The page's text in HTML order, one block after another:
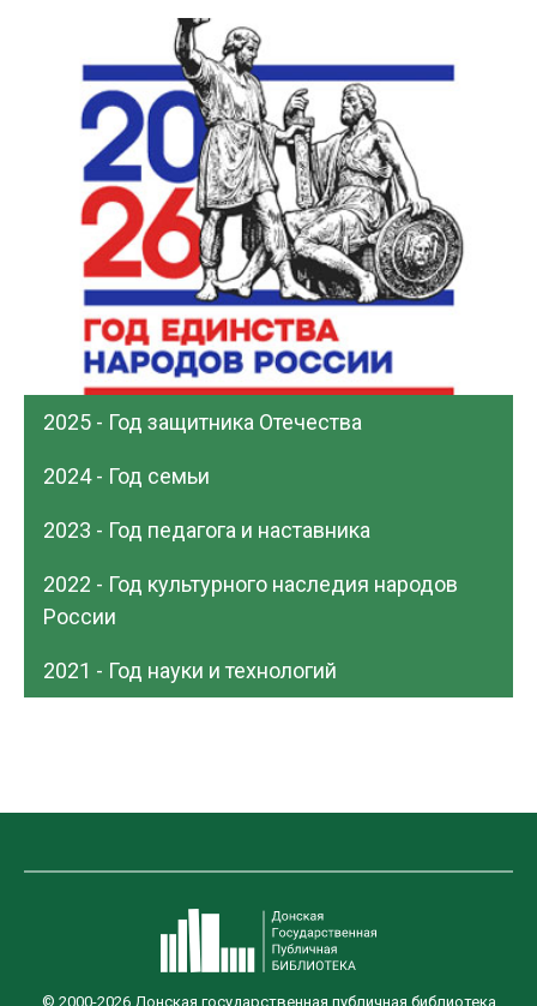
2025 - Год защитника Отечества
2024 - Год семьи
2023 - Год педагога и наставника
2022 - Год культурного наследия народов
России
2021 - Год науки и технологий
© 2000-2026 Донская государственная публичная библиотека